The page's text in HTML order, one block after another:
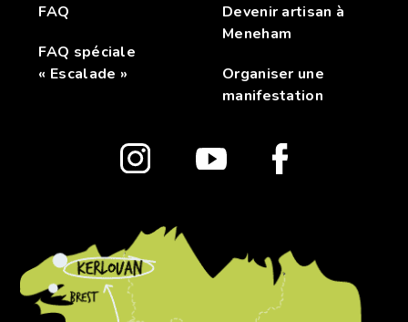
FAQ
FAQ spéciale
« Escalade »
Devenir artisan à
Meneham
Organiser une
manifestation